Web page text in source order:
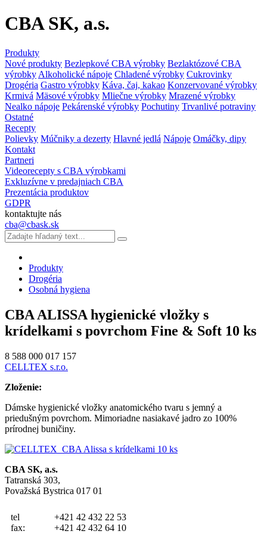
CBA SK, a.s.
Produkty
Nové produkty Bezlepkové CBA výrobky Bezlaktózové CBA
výrobky Alkoholické nápoje Chladené výrobky Cukrovinky
Drogéria Gastro výrobky Káva, čaj, kakao Konzervované výrobky
Krmivá Mäsové výrobky Mliečne výrobky Mrazené výrobky
Nealko nápoje Pekárenské výrobky Pochutiny Trvanlivé potraviny
Ostatné
Recepty
Polievky Múčniky a dezerty Hlavné jedlá Nápoje Omáčky, dipy
Kontakt
Partneri
Videorecepty s CBA výrobkami
Exkluzívne v predajniach CBA
Prezentácia produktov
GDPR
kontaktujte nás
cba@cbask.sk
Produkty
Drogéria
Osobná hygiena
CBA ALISSA hygienické vložky s
krídelkami s povrchom Fine & Soft 10 ks
8 588 000 017 157
CELLTEX s.r.o.
Zloženie:
Dámske hygienické vložky anatomického tvaru s jemný a
priedušným povrchom. Mimoriadne nasiakavé jadro zo 100%
prírodnej buničiny.
CBA SK, a.s.
Tatranská 303,
Považská Bystrica 017 01
tel
fax:
+421 42 432 22 53
+421 42 432 64 10